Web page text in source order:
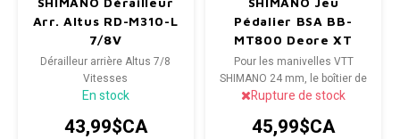
Arr. Altus RD-M310-L
7/8V
Dérailleur arrière Altus 7/8
Vitesses
En stock
43,99$CA
Pédalier BSA BB-
MT800 Deore XT
R&L
Pour les manivelles VTT
SHIMANO 24 mm, le boîtier de
pédalier SHIMANO DEORE XT
scellés de haute qualité et
Rupture de stock
45,99$CA